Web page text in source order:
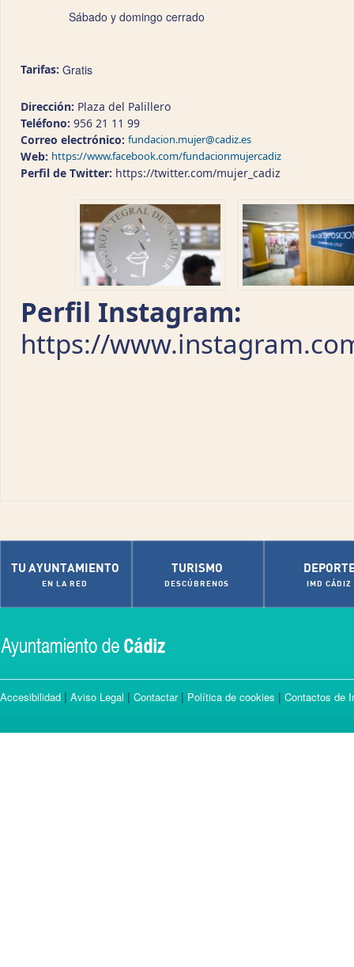
Sábado y domingo cerrado
Tarifas: Gratis
Dirección: Plaza del Palillero
Teléfono: 956 21 11 99
Correo electrónico: fundacion.mujer@cadiz.es
Web: https://www.facebook.com/fundacionmujercadiz
Perfil de Twitter: https://twitter.com/mujer_cadiz
Perfil Instagram:
https://
TU AYUNTAMIENTO
EN LA RED
TURISMO
DESCÚBRENOS IMD CÁDIZ
Accesibilidad | Aviso Legal | Contactar| Política de cookies | Contactos de